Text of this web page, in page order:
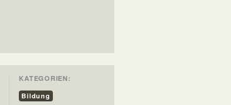
KATEGORIEN:
Bildung